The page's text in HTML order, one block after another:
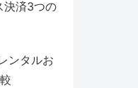
決済3つの
ンタルお